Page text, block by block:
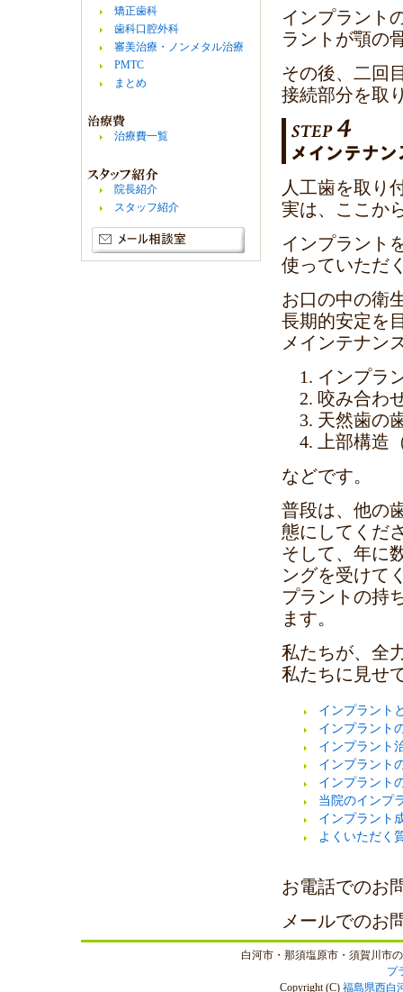
矯正歯科
歯科口腔外科
審美治療・ノンメタル治療
PMTC
まとめ
治療費一覧
院長紹介
スタッフ紹介
インプラント
ラントが顎の
その後、二回
接続部分を取
人工歯を取り
実は、ここか
インプラント
使っていただ
お口の中の衛
長期的安定を
メインテナン
インプラ
咬み合わ
天然歯の
上部構造
などです。
普段は、他の
態にしてくだ
そして、年に
ングを受けて
プラントの持
ます。
私たちが、全
私たちに見せ
インプラント
インプラント
インプラント
インプラント
インプラント
当院のインプ
インプラント
よくいただく
お電話でのお
メールでのお
白河市・那須塩原市・須賀川市
プ
Copyright (C) 福島県西白